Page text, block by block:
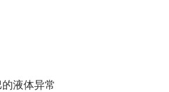
液体异常